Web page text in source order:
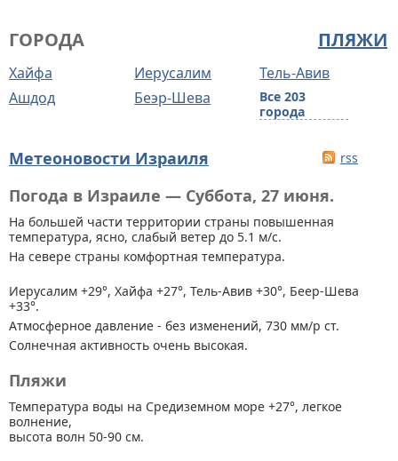
ПЛЯЖИ
ГОРОДА
Хайфа Иерусалим
Тель-Авив
Ашдод
Беэр-Шева
Все 203
города
Метеоновости Израиля rss
Погода в Израиле — Суббота, 27 июня.
На большей части территории страны повышенная
температура, ясно, слабый ветер до 5.1 м/с.
На севере страны комфортная температура.
Иерусалим +29°, Хайфа +27°, Тель-Авив +30°, Беер-Шева
+33°.
Атмосферное давление - без изменений, 730 мм/р ст.
Солнечная активность очень высокая.
Пляжи
Температура воды на Средиземном море +27°, легкое
волнение,
высота волн 50-90 см.